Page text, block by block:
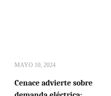
MAYO 10, 2024
Cenace advierte sobre